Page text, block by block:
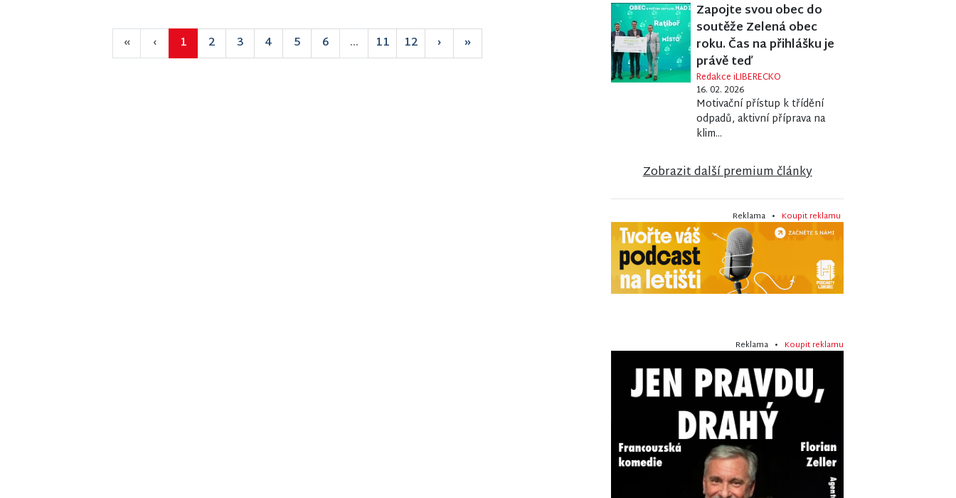
« ‹ 1 2 3 4 5 6 ... 11 12 › »
Zapojte svou obec do
soutěže Zelená obec
roku. Čas na přihlášku je
právě teď
Redakce iLIBERECKO
16. 02. 2026
Motivační přístup k třídění
odpadů, aktivní příprava na
klim...
Zobrazit další premium články
Reklama • Koupit reklamu
Reklama • Koupit reklamu